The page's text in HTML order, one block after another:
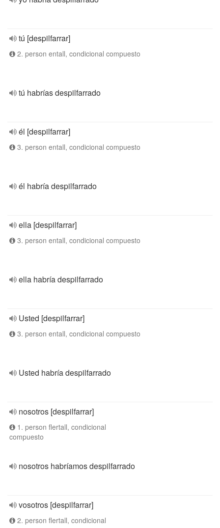
tú [despilfarrar]
2. person entall, condicional compuesto
tú habrías despilfarrado
él [despilfarrar]
3. person entall, condicional compuesto
él habría despilfarrado
ella [despilfarrar]
3. person entall, condicional compuesto
ella habría despilfarrado
Usted [despilfarrar]
3. person entall, condicional compuesto
Usted habría despilfarrado
nosotros [despilfarrar]
1. person flertall, condicional
compuesto
nosotros habríamos despilfarrado
vosotros [despilfarrar]
2. person flertall, condicional